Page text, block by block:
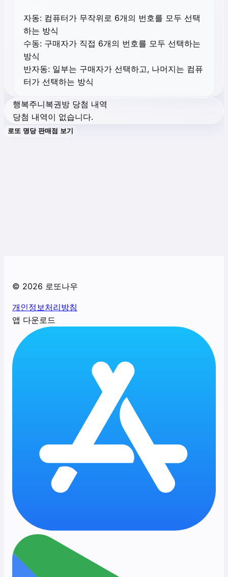
자동: 컴퓨터가 무작위로 6개의 번호를 모두 선택
하는 방식
수동: 구매자가 직접 6개의 번호를 모두 선택하는
방식
반자동: 일부는 구매자가 선택하고, 나머지는 컴퓨
터가 선택하는 방식
행복주니복권방 당첨 내역
당첨 내역이 없습니다.
로또 명당 판매점 보기
© 2026 로또나우
개인정보처리방침
앱 다운로드